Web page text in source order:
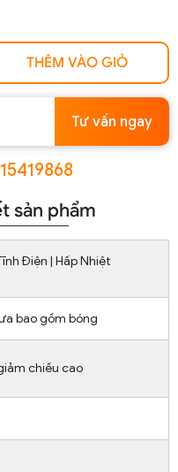
THÊM VÀO GIỎ
Tư vấn ngay
sản phẩm
Điện | Hấp Nhiệt
bao gồm bóng
chiều cao